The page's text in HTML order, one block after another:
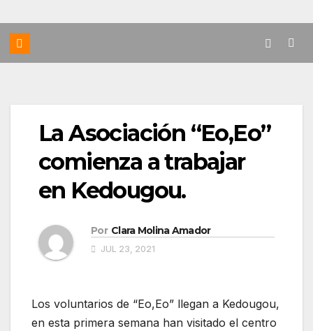
La Asociación “Eo,Eo”
comienza a trabajar
en Kedougou.
Por Clara Molina Amador
JUL 23, 2021
Los voluntarios de “Eo,Eo” llegan a Kedougou,
en esta primera semana han visitado el centro